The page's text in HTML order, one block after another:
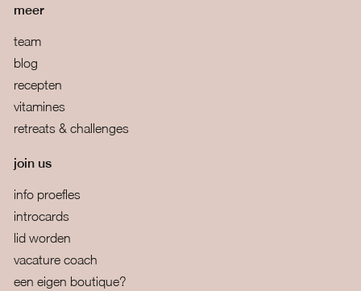
meer
team
blog
recepten
vitamines
retreats & challenges
join us
info proefles
introcards
lid worden
vacature coach
een eigen boutique?